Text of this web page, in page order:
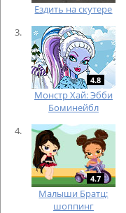
Ездить на скутере
4.8
Монстр Хай: Эбби
Боминейбл
4.7
Малыши Братц:
шоппинг